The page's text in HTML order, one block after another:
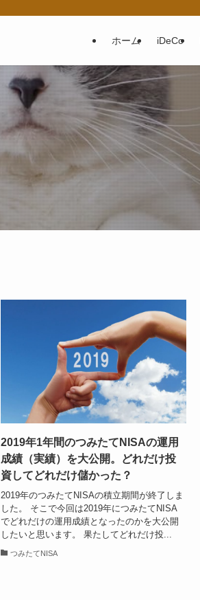
ホーム iDeCo
2019年1年間のつみたてNISAの運用
成績（実績）を大公開。どれだけ投
資してどれだけ儲かった？
2019年のつみたてNISAの積立期間が終了しま
した。 そこで今回は2019年につみたてNISA
でどれだけの運用成績となったのかを大公開
したいと思います。 果たしてどれだけ投...
つみたてNISA